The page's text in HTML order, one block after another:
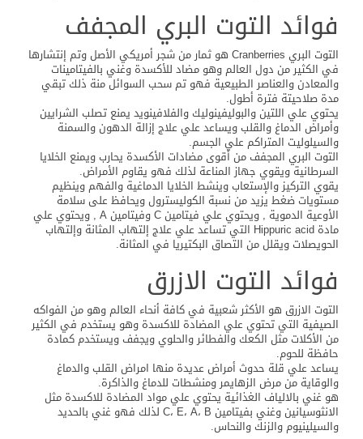
فوائد التوت البري المجفف
التوت البري Cranberries هو ثمار من شجر أمريكي الأصل وتم إنتشارها
في الكثير من دول العالم وهو مضاد للأكسدة وغني بالفيتامينات
والمعادن والعناصر الطبيعية فهو تم سحب السوائل منة ذلك تبقي
مدة صلاحيتة فترة أطول.
يحتوي علي اللتين والبوليفينوليك والفلافينويد يمنع تصلب الشرايين
وأمراض الدماغ والقلب ويساعد علي علاج إزالة الدهون والسمنة
والسيلوليت المتراكم علي الجسم.
التوت البري المجفف من أقوى مضادات الأكسدة يحارب ويمنع الخلايا
السرطانية ويقوي جهاز المناعة لذلك فهو يقاوم الأمراض.
يقوي التركيز والإستعاب وينشط الخلايا الدماغية والفهم وينظيم
مستويات ضغط يزيد من نسبة الكوليسترول ويحافظ على سلامة
الأوعية الدموية , ويحتوي علي فيتامين C وفيتامين A , ويحتوي علي
مادة Hippuric acid التي تساعد علي علاج إلتهاب المثانة وإلتهاب
الحويصلات ويقلل من التصاق البكتيريا في المثانة.
فوائد التوت الازرق
التوت الازرق هو الأكثر شعبية في كافة أنحاء العالم وهو من الفواكه
الصيفية التي تحتوي علي المضادة للاكسدة وهو يستخدم في الكثير
من الأكلات مثل الكعك والفطائر والحلوي ويجفف ويستخدم كمادة
حافظة للحوم.
يساعد علي قلة حدوث أمراض عديدة منها امراض القلب والدماغ
والوقاية من مرض الزهايمر ومنشطات للدماغ والذاكرة.
هو غني بالالياف الغذائية يحتوي علي مواد المضادة للاكسدة مثل
الانثوسيانين وغني بفيتامين C، E، A، B لذلك فهو غني بالحديد
والسيلينيوم والزنك والنحاس.